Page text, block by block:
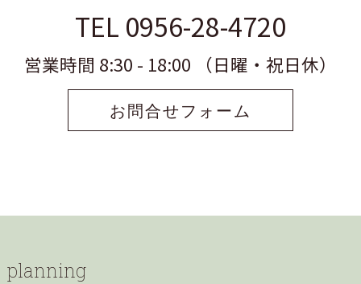
TEL 0956-28-4720
営業時間 8:30 - 18:00 （日曜・祝日休）
お問合せフォーム
planning